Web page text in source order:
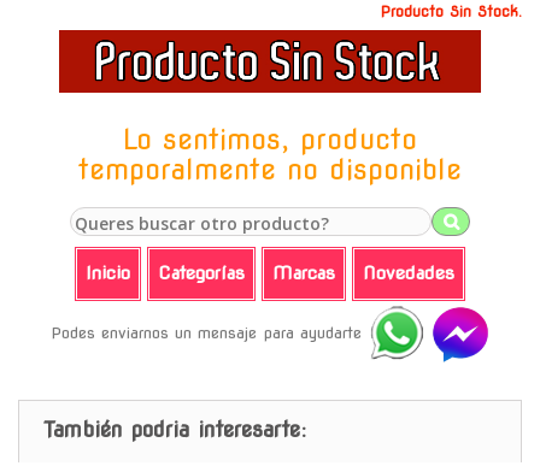
Producto Sin Stock.
Lo sentimos, producto
temporalmente no disponible
Inicio Categorías Marcas Novedades
Podes enviarnos un mensaje para ayudarte
También podria interesarte: